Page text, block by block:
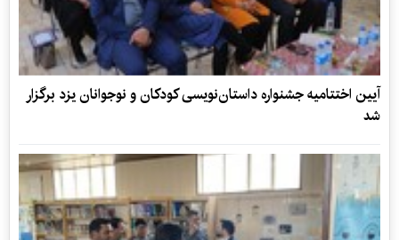
‌آیین اختتامیه جشنواره داستان‌نویسی کودکان و نوجوانان یزد برگزار
شد